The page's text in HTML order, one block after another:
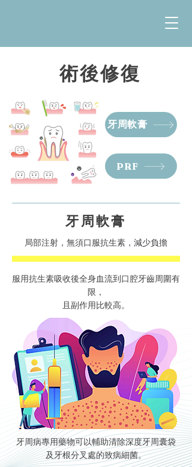
術後修復
牙周軟膏
PRF
​牙周軟膏
局部注射，無須口服抗生素，減少負擔
服用抗生素吸收後全身血流到口腔牙齒周圍有
限，
且副作用比較高。
牙周病專用藥物可以輔助清除深度牙周囊袋
及牙根分叉處的致病細菌。